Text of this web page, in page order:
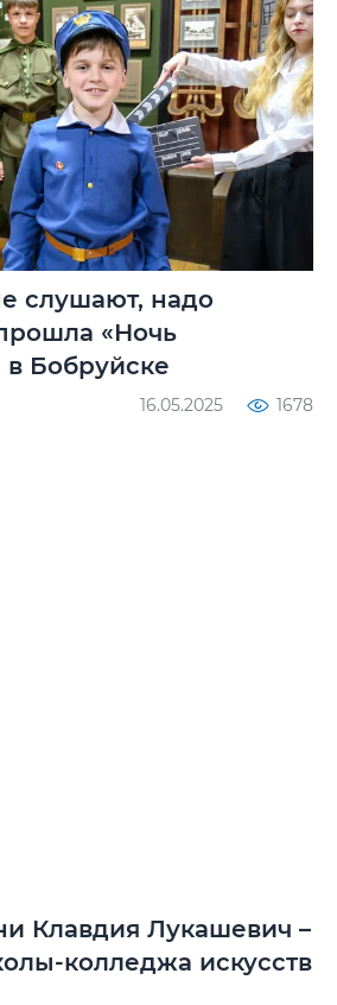
слушают, надо
«Ночь
в Бобруйске
16.05.2025 1678
Клавдия Лукашевич –
колледжа искусств